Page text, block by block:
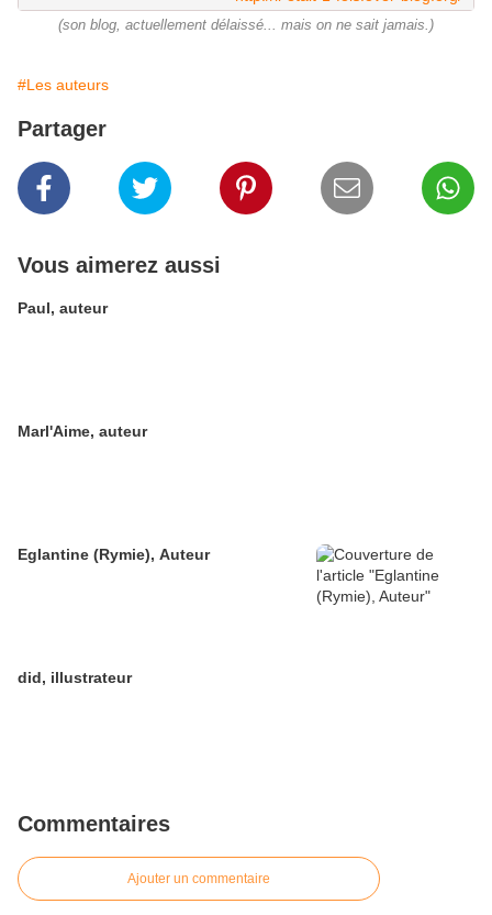
(son blog, actuellement délaissé... mais on ne sait jamais.)
#Les auteurs
Partager
Vous aimerez aussi
Paul, auteur
Marl'Aime, auteur
Eglantine (Rymie), Auteur
did, illustrateur
Commentaires
Ajouter un commentaire